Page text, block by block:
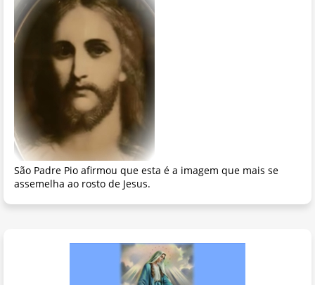
São Padre Pio afirmou que esta é a imagem que mais se
assemelha ao rosto de Jesus.